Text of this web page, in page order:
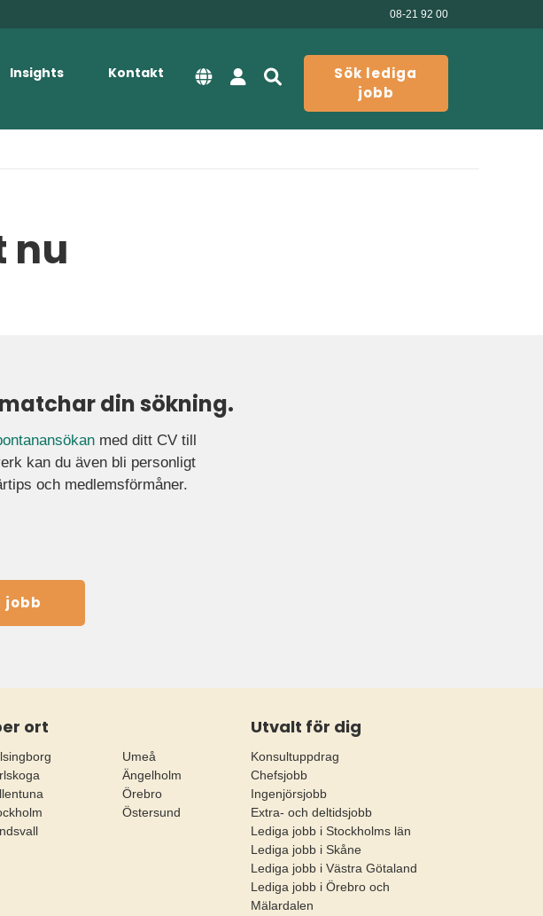
08-21 92 00
Insights Kontakt
Sök lediga
jobb
nu
din sökning.
med ditt CV till
kan du även bli personligt
och medlemsförmåner.
jobb
ort
Umeå
Ängelholm
Örebro
Östersund
Utvalt för dig
Konsultuppdrag
Chefsjobb
Ingenjörsjobb
Extra- och deltidsjobb
Lediga jobb i Stockholms län
Lediga jobb i Skåne
Lediga jobb i Västra Götaland
Lediga jobb i Örebro och
Mälardalen